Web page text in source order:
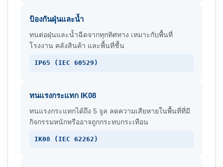
ป้องกันฝุ่นและน้ำ
ทนต่อฝุ่นและน้ำฉีดจากทุกทิศทาง เหมาะกับพื้นที่
โรงงาน คลังสินค้า และพื้นที่ชื้น
IP65 (IEC 60529)
ทนแรงกระแทก IK08
ทนแรงกระแทกได้ถึง 5 จูล ลดความเสียหายในพื้นที่ที่มี
กิจกรรมหนักหรืออาจถูกกระทบกระเทือน
IK08 (IEC 62262)